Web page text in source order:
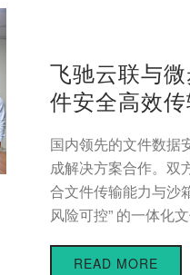
飞驰云联与
件安全高效
国内领先的文件数据
成解决方案合作。双
合文件传输能力与沙
风险可控” 的一体化
READ MORE